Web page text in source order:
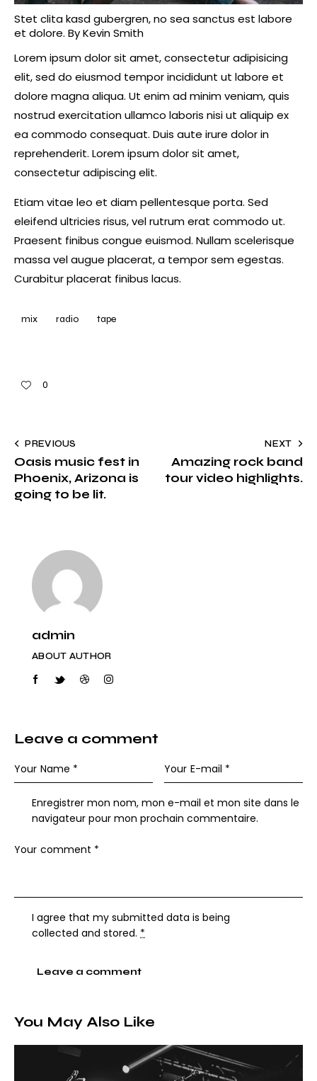
Stet clita kasd gubergren, no sea sanctus est labore
et dolore. ByKevin Smith
Lorem ipsum dolor sit amet, consectetur adipisicing
elit, sed do eiusmod tempor incididunt ut labore et
dolore magna aliqua. Ut enim ad minim veniam, quis
nostrud exercitation ullamco laboris nisi ut aliquip ex
ea commodo consequat. Duis aute irure dolor in
reprehenderit. Lorem ipsum dolor sit amet,
consectetur adipiscing elit.
Etiam vitae leo et diam pellentesque porta. Sed
eleifend ultricies risus, vel rutrum erat commodo ut.
Praesent finibus congue euismod. Nullam scelerisque
massa vel augue placerat, a tempor sem egestas.
Curabitur placerat finibus lacus.
mix radio tape
0
PREVIOUS
Oasis music fest in
Phoenix, Arizona is
going to be lit.
NEXT
Amazing rock band
tour video highlights.
admin
ABOUT AUTHOR
Leave a comment
Enregistrer mon nom, mon e-mail et mon site dans le
navigateur pour mon prochain commentaire.
I agree that my submitted data is being
collected and stored. *
You May Also Like